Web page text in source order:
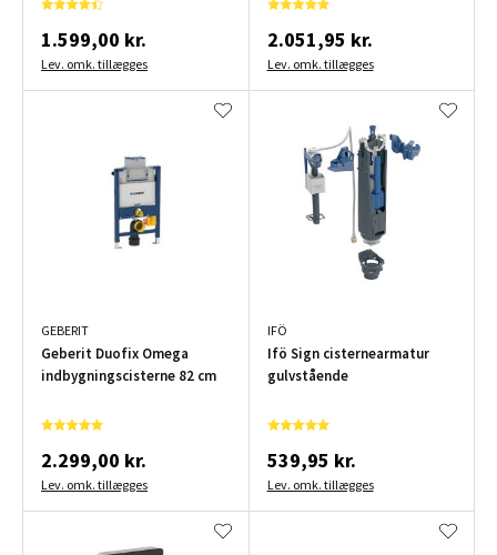
1.599,00 kr.
Lev. omk. tillægges
2.051,95 kr.
Lev. omk. tillægges
GEBERIT
Geberit Duofix Omega
indbygningscisterne 82 cm
2.299,00 kr.
Lev. omk. tillægges
IFÖ
Ifö Sign cisternearmatur
gulvstående
539,95 kr.
Lev. omk. tillægges